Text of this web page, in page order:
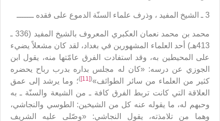
3 ـ الشيخ المفيد ، وذرف علماء السنّة الدموع على فقده ـــــــ
محمد بن محمد نعمان العكبري المعروف بالشيخ المفيد (336 ـ
413هـ) أحد العلماء المشهورين في بغداد، لقد كان مشعلاً يضيء
على المحيطين به، وقد استفادت الفرق عامّتها منه، يقول ابن
الجوزي عن درسه: «كان له مجلس بداره بدرب رباح يحضره
كثير من العلماء من سائر الطوائف»(
[11]
)؛ وما يرشد إلى عمق
العلاقة التي كانت تربط الفرق كافة ـ من الشيعة والسنّة ـ به
وحبهم له، ما يقوله عنه كل من الشيخين: الطوسي والنجاشي،
وهما من تلامذته، يقول النجاشي: «وصّلى عليه الشريف